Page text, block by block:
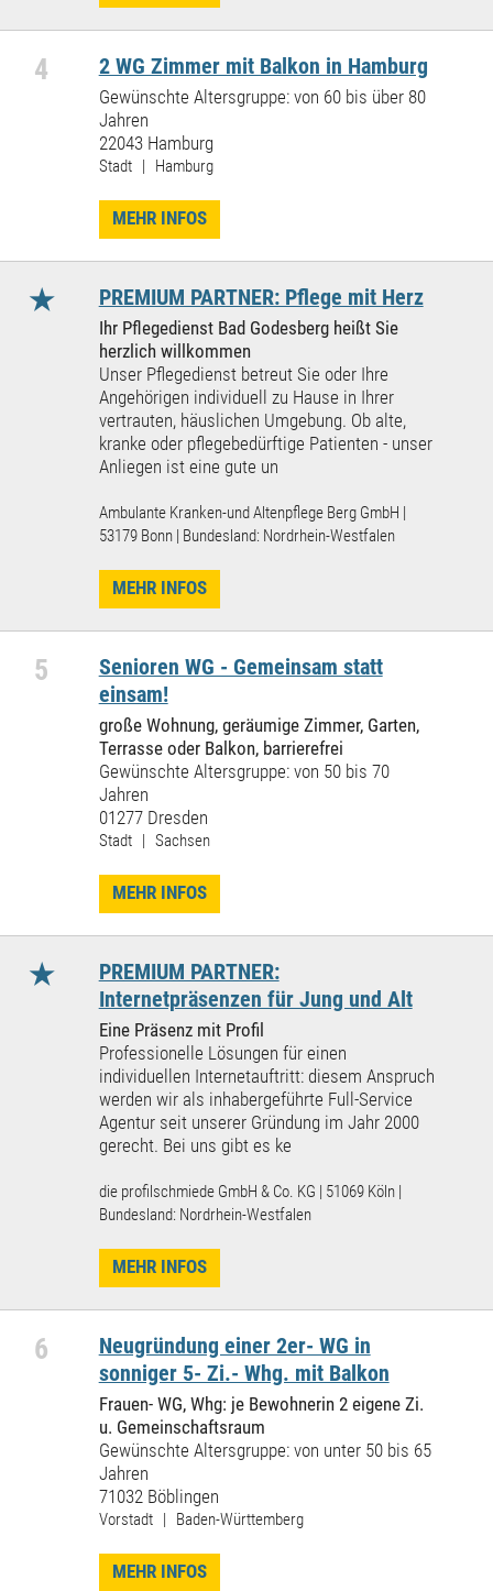
4 2 WG Zimmer mit Balkon in Hamburg
Gewünschte Altersgruppe: von 60 bis über 80
Jahren
22043 Hamburg
Stadt | Hamburg
MEHR INFOS
★ PREMIUM PARTNER: Pflege mit Herz
Ihr Pflegedienst Bad Godesberg heißt Sie
herzlich willkommen
Unser Pflegedienst betreut Sie oder Ihre
Angehörigen individuell zu Hause in Ihrer
vertrauten, häuslichen Umgebung. Ob alte,
kranke oder pflegebedürftige Patienten - unser
Anliegen ist eine gute un
Ambulante Kranken-und Altenpflege Berg GmbH |
53179 Bonn | Bundesland: Nordrhein-Westfalen
MEHR INFOS
5
Senioren WG - Gemeinsam statt
einsam!
große Wohnung, geräumige Zimmer, Garten,
Terrasse oder Balkon, barrierefrei
Gewünschte Altersgruppe: von 50 bis 70
Jahren
01277 Dresden
Stadt | Sachsen
MEHR INFOS
★
PREMIUM PARTNER:
Internetpräsenzen für Jung und Alt
Eine Präsenz mit Profil
Professionelle Lösungen für einen
individuellen Internetauftritt: diesem Anspruch
werden wir als inhabergeführte Full-Service
Agentur seit unserer Gründung im Jahr 2000
gerecht. Bei uns gibt es ke
die profilschmiede GmbH & Co. KG | 51069 Köln |
Bundesland: Nordrhein-Westfalen
MEHR INFOS
6
Neugründung einer 2er- WG in
sonniger 5- Zi.- Whg. mit Balkon
Frauen- WG, Whg: je Bewohnerin 2 eigene Zi.
u. Gemeinschaftsraum
Gewünschte Altersgruppe: von unter 50 bis 65
Jahren
71032 Böblingen
Vorstadt | Baden-Württemberg
MEHR INFOS